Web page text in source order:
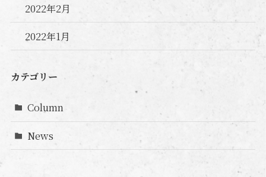
2022年2月
2022年1月
カテゴリー
Column
News